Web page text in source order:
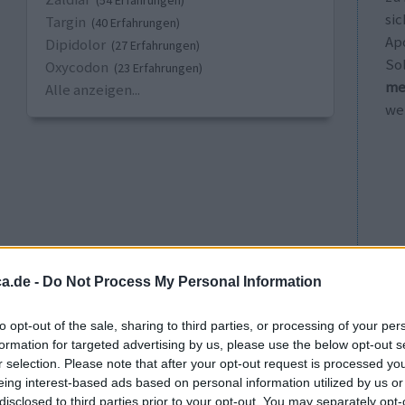
- Do Not Process My Personal Information
opt-out of the sale, sharing to third parties, or processing of your
for targeted advertising by us, please use the below opt-out
selection. Please note that after your opt-out request is processed
interest-based ads based on personal information utilized by us
to third parties prior to your opt-out. You may separately
Targin (40 Erfahrungen)
Dipidolor (27 Erfahrungen)
Oxycodon (23 Erfahrungen)
Alle anzeigen...
3 4